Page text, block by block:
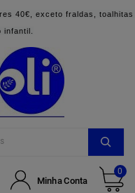
40€, exceto fraldas, toalhitas
infantil.
Minha Conta
0